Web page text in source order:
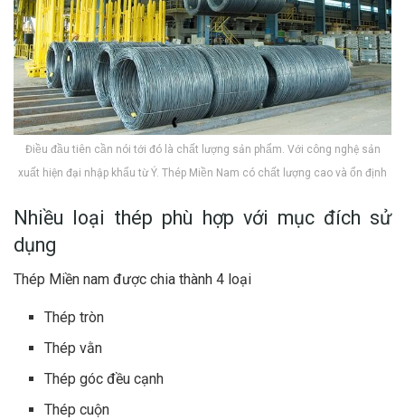
Điều đầu tiên cần nói tới đó là chất lượng sản phẩm. Với công nghệ sản
xuất hiện đại nhập khẩu từ Ý. Thép Miền Nam có chất lượng cao và ổn định
Nhiều loại thép phù hợp với mục đích sử
dụng
Thép Miền nam được chia thành 4 loại
Thép tròn
Thép vằn
Thép góc đều cạnh
Thép cuộn